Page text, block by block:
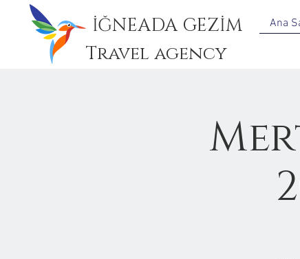
İĞNEADA GEZİM
Travel agency
Ana